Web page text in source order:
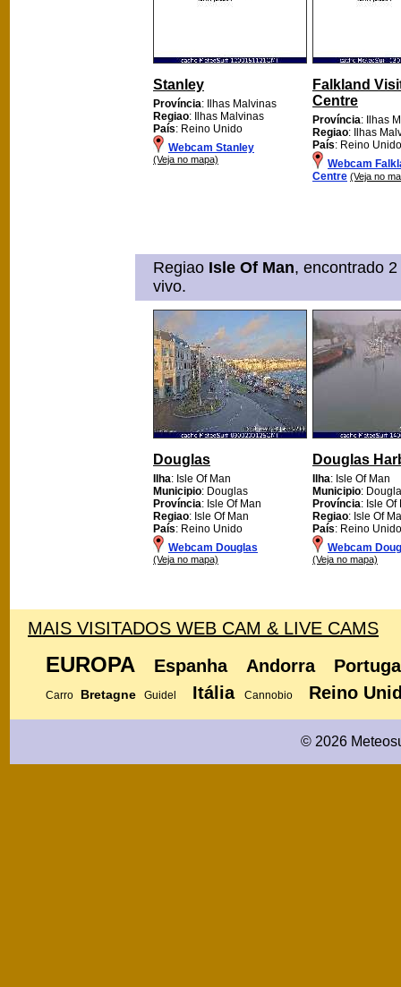
Stanley
Província: Ilhas Malvinas
Regiao: Ilhas Malvinas
País: Reino Unido
Webcam Stanley
(Veja no mapa)
Falkland
Centre
Província: Ilhas
Regiao: Ilhas
País: Reino Unido
Webcam
Centre (Veja no
Regiao Isle Of Man, encontrado
vivo.
Douglas
Ilha: Isle Of Man
Municipio: Douglas
Província: Isle Of Man
Regiao: Isle Of Man
País: Reino Unido
Webcam Douglas
(Veja no mapa)
Douglas
Ilha: Isle Of Man
Municipio:
Província: Isle Of
Regiao: Isle Of
País: Reino Unido
Webcam
(Veja no mapa)
MAIS VISITADOS WEB CAM & LIVE CAMS
EUROPA Espanha Andorra
Carro Bretagne Guidel Itália Cannobio Reino
© 2026